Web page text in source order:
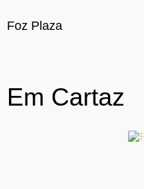
Foz Plaza
Em Cartaz